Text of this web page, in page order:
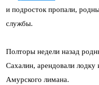
и подросток пропали,
службы.
Полторы недели назад
Сахалин, арендовали лодку
Амурского лимана.